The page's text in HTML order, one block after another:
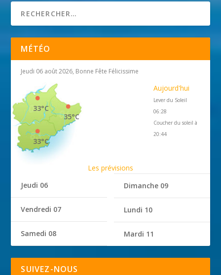
MÉTÉO
Jeudi 06 août 2026, Bonne Fête Félicissime
35°C
33°C
33°C
Aujourd'hui
Lever du Soleil
06:28
Coucher du soleil à
20:44
Les prévisions
Jeudi 06
Vendredi 07
Samedi 08
Dimanche 09
Lundi 10
Mardi 11
SUIVEZ-NOUS